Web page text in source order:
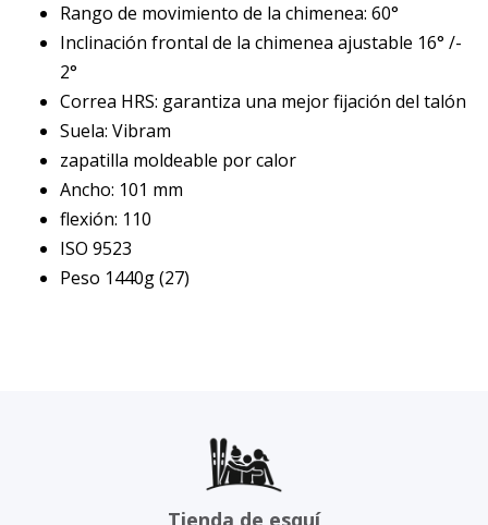
Rango de movimiento de la chimenea: 60°
Inclinación frontal de la chimenea ajustable 16° /-
2°
Correa HRS: garantiza una mejor fijación del talón
Suela: Vibram
zapatilla moldeable por calor
Ancho: 101 mm
flexión: 110
ISO 9523
Peso 1440g (27)
Tienda de esquí